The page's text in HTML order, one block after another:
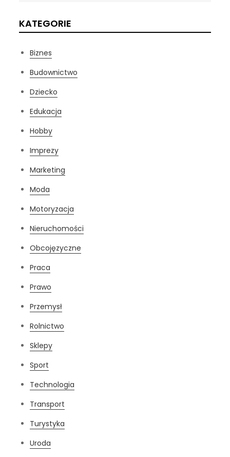
KATEGORIE
Biznes
Budownictwo
Dziecko
Edukacja
Hobby
Imprezy
Marketing
Moda
Motoryzacja
Nieruchomości
Obcojęzyczne
Praca
Prawo
Przemysł
Rolnictwo
Sklepy
Sport
Technologia
Transport
Turystyka
Uroda